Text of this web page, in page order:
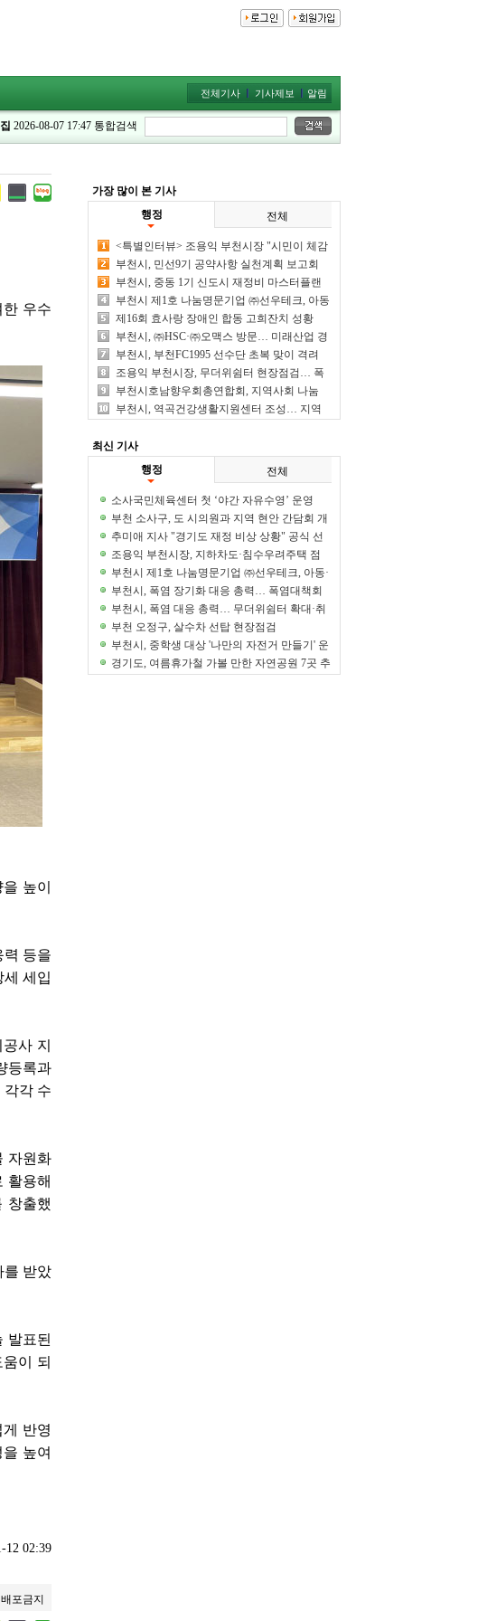
전체기사 기사제보 알림
2026-08-07 17:47 통합검색
한 우수
높이
력 등을
세입
사 지
등록과
각각 수
자원화
활용해
창출했
를 받았
발표된
이 되
반영
높여
12 02:39
포금지
가장 많이 본 기사
행정
전체
<특별인터뷰> 조용익 부천시장 "시민이 체감
하는 시정 성과 만들어 내겠다"
부천시, 민선9기 공약사항 실천계획 보고회
개최… 89개 공약 점검
부천시, 중동 1기 신도시 재정비 마스터플랜
주민설명회 개최
부천시 제1호 나눔명문기업 ㈜선우테크, 아동
·청소년 후원금 1억원 기탁
제16회 효사랑 장애인 합동 고희잔치 성황
부천시, ㈜HSC·㈜오맥스 방문… 미래산업 경
쟁력 모색
부천시, 부천FC1995 선수단 초복 맞이 격려
간담회 개최
조용익 부천시장, 무더위쉼터 현장점검… 폭
염 취약계층 보호 나서
부천시호남향우회총연합회, 지역사회 나눔
실천
부천시, 역곡건강생활지원센터 조성… 지역
최신 기사
행정
전체
소사국민체육센터 첫 ‘야간 자유수영’ 운영
부천 소사구, 도 시의원과 지역 현안 간담회 개
최
추미애 지사 "경기도 재정 비상 상황" 공식 선
언
조용익 부천시장, 지하차도·침수우려주택 점
검… 태풍 대비 선제 대응
부천시 제1호 나눔명문기업 ㈜선우테크, 아동·
청소년 후원금 1억원 기탁
부천시, 폭염 장기화 대응 총력… 폭염대책회
의 개최
부천시, 폭염 대응 총력… 무더위쉼터 확대·취
약계층 보호 강화
부천 오정구, 살수차 선탑 현장점검
부천시, 중학생 대상 '나만의 자전거 만들기' 운
영
경기도, 여름휴가철 가볼 만한 자연공원 7곳 추